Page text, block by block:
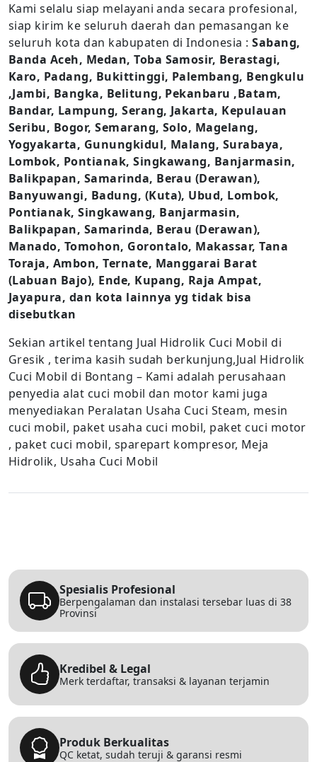
Kami selalu siap melayani anda secara profesional,
siap kirim ke seluruh daerah dan pemasangan ke
seluruh kota dan kabupaten di Indonesia :Sabang,
Banda Aceh, Medan, Toba Samosir, Berastagi,
Karo, Padang, Bukittinggi, Palembang, Bengkulu
,Jambi, Bangka, Belitung, Pekanbaru ,Batam,
Bandar, Lampung, Serang, Jakarta, Kepulauan
Seribu, Bogor, Semarang, Solo, Magelang,
Yogyakarta, Gunungkidul, Malang, Surabaya,
Lombok, Pontianak, Singkawang, Banjarmasin,
Balikpapan, Samarinda, Berau (Derawan),
Banyuwangi, Badung, (Kuta), Ubud, Lombok,
Pontianak, Singkawang, Banjarmasin,
Balikpapan, Samarinda, Berau (Derawan),
Manado, Tomohon, Gorontalo, Makassar, Tana
Toraja, Ambon, Ternate, Manggarai Barat
(Labuan Bajo), Ende, Kupang, Raja Ampat,
Jayapura, dan kota lainnya yg tidak bisa
disebutkan
Sekian artikel tentang Jual Hidrolik Cuci Mobil di
Gresik , terima kasih sudah berkunjung,Jual Hidrolik
Cuci Mobil di Bontang – Kami adalah perusahaan
penyedia alat cuci mobil dan motor kami juga
menyediakan Peralatan Usaha Cuci Steam, mesin
cuci mobil, paket usaha cuci mobil, paket cuci motor
, paket cuci mobil, sparepart kompresor, Meja
Hidrolik, Usaha Cuci Mobil
Spesialis Profesional
Berpengalaman dan instalasi tersebar luas di 38
Provinsi
Kredibel & Legal
Merk terdaftar, transaksi & layanan terjamin
Produk Berkualitas
QC ketat, sudah teruji & garansi resmi